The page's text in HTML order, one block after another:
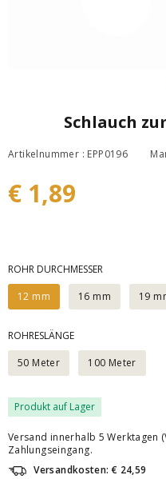
Schlauch
Artikelnummer : EPP0196
€ 1,89
ROHR DURCHMESSER
12 mm
16 mm 19
ROHRESLÄNGE
50 Meter
100 Meter
Produkt auf Lager
Versand innerhalb 5 Werktagen
Zahlungseingang.
Versandkosten: € 24,59